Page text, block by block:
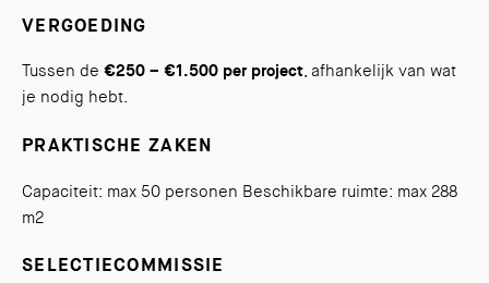
VERGOEDING
Tussen de €250 – €1.500 per project, afhankelijk van wat
je nodig hebt.
PRAKTISCHE ZAKEN
Capaciteit: max 50 personen Beschikbare ruimte: max 288
m2
SELECTIECOMMISSIE